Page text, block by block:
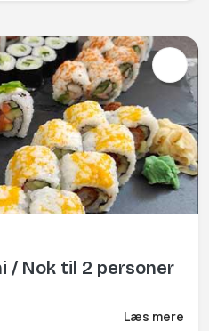
/ Nok til 2 personer
Læs mere